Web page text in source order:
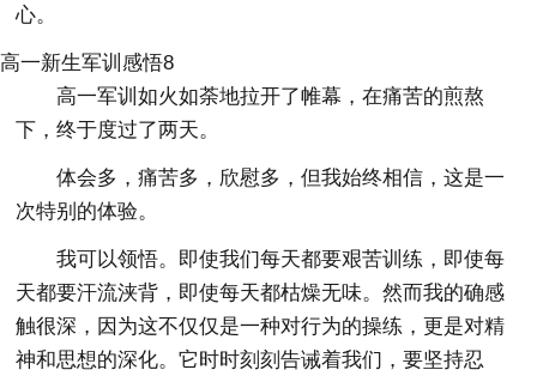
心。
高一新生军训感悟8
高一军训如火如荼地拉开了帷幕，在痛苦的煎熬
下，终于度过了两天。
体会多，痛苦多，欣慰多，但我始终相信，这是一
次特别的体验。
我可以领悟。即使我们每天都要艰苦训练，即使每
天都要汗流浃背，即使每天都枯燥无味。然而我的确感
触很深，因为这不仅仅是一种对行为的操练，更是对精
神和思想的深化。它时时刻刻告诫着我们，要坚持忍